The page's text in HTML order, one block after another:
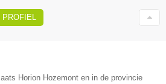
PROFIEL
Horion Hozemont en in de provincie